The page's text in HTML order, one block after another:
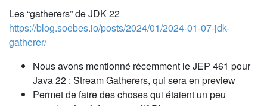
Les “gatherers” de JDK 22
https://blog.soebes.io/posts/2024/01/2024-01-07-jdk-
gatherer/
Nous avons mentionné récemment le JEP 461 pour
Java 22 : Stream Gatherers, qui sera en preview
Permet de faire des choses qui étaient un peu